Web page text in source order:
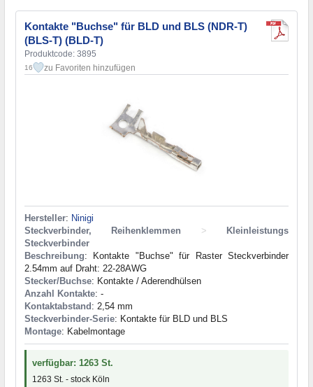
Kontakte "Buchse" für BLD und BLS (NDR-T)
(BLS-T) (BLD-T)
Produktcode: 3895
16 zu Favoriten hinzufügen
Hersteller: Ninigi
Steckverbinder, Reihenklemmen
>
Kleinleistungs
Steckverbinder
Beschreibung: Kontakte "Buchse" für Raster Steckverbinder
2.54mm auf Draht: 22-28AWG
Stecker/Buchse: Kontakte / Aderendhülsen
Anzahl Kontakte: -
Kontaktabstand : 2,54 mm
Steckverbinder-Serie: Kontakte für BLD und BLS
Montage: Kabelmontage
verfügbar: 1263 St.
1263 St. - stock Köln